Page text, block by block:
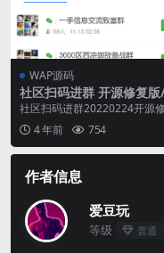
WAP源码
社区扫码进群 开源修复版
接免签约支付接口/带视频
教程
社区扫码进群20220224开源
版/对接免签约支付接口/带视频
教程 社区...
4 年前 754
作者信息
爱豆玩
等级 普通